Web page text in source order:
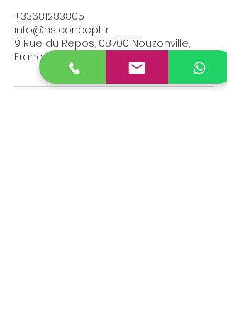
+33681283805
info@hslconcept.fr
9 Rue du Repos, 08700 Nouzonville,
France